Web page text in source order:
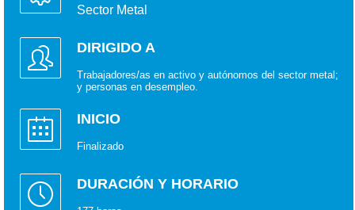
Sector Metal
DIRIGIDO A
Trabajadores/as en activo y autónomos del sector metal;
y personas en desempleo.
INICIO
Finalizado
DURACIÓN Y HORARIO